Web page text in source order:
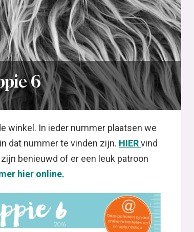
6
winkel. In ieder nummer plaatsen we
dat nummer te vinden zijn. HIERvind
benieuwd of er een leuk patroon
hier online.